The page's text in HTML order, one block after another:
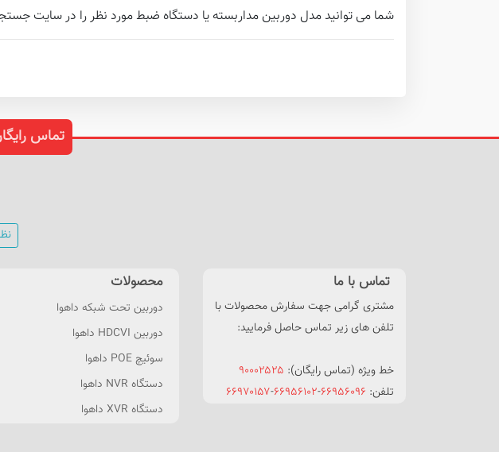
شما می توانید مدل دوربین مداربسته یا دستگاه ضبط مورد نظر را در سایت
تماس
تماس با ما
مشتری گرامی جهت سفارش محصولات با
تلفن های زیر تماس حاصل فرمایید:
خط ویژه (تماس رایگان): ۹۰۰۰۲۵۲۵
تلفن: ۶۶۹۵۶۰۹۶-۶۶۹۵۶۱۰۲-۶۶۹۷۰۱۵۷
محصولات
دوربین تحت شبکه داهوا
دوربین HDCVI داهوا
سوئیچ POE داهوا
دستگاه NVR داهوا
دستگاه XVR داهوا